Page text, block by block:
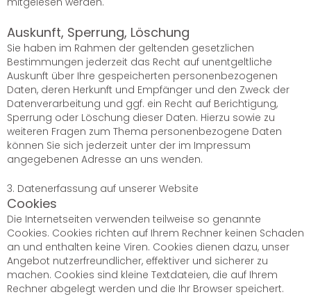
Auskunft, Sperrung, Löschung
Sie haben im Rahmen der geltenden gesetzlichen
Bestimmungen jederzeit das Recht auf unentgeltliche
Auskunft über Ihre gespeicherten personenbezogenen
Daten, deren Herkunft und Empfänger und den Zweck der
Datenverarbeitung und ggf. ein Recht auf Berichtigung,
Sperrung oder Löschung dieser Daten. Hierzu sowie zu
weiteren Fragen zum Thema personenbezogene Daten
können Sie sich jederzeit unter der im Impressum
angegebenen Adresse an uns wenden.
3. Datenerfassung auf unserer Website
Cookies
Die Internetseiten verwenden teilweise so genannte
Cookies. Cookies richten auf Ihrem Rechner keinen Schaden
an und enthalten keine Viren. Cookies dienen dazu, unser
Angebot nutzerfreundlicher, effektiver und sicherer zu
machen. Cookies sind kleine Textdateien, die auf Ihrem
Rechner abgelegt werden und die Ihr Browser speichert.